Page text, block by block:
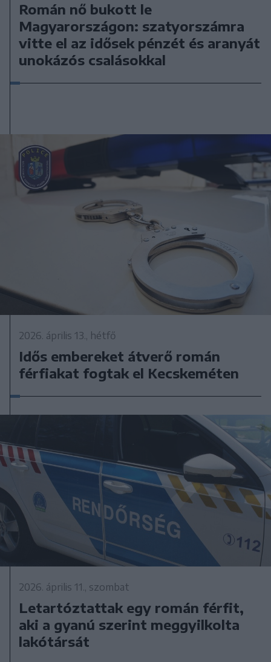
Román nő bukott le
Magyarországon: szatyorszámra
vitte el az idősek pénzét és aranyát
unokázós csalásokkal
2026. április 13., hétfő
Idős embereket átverő román
férfiakat fogtak el Kecskeméten
2026. április 11., szombat
Letartóztattak egy román férfit,
aki a gyanú szerint meggyilkolta
lakótársát